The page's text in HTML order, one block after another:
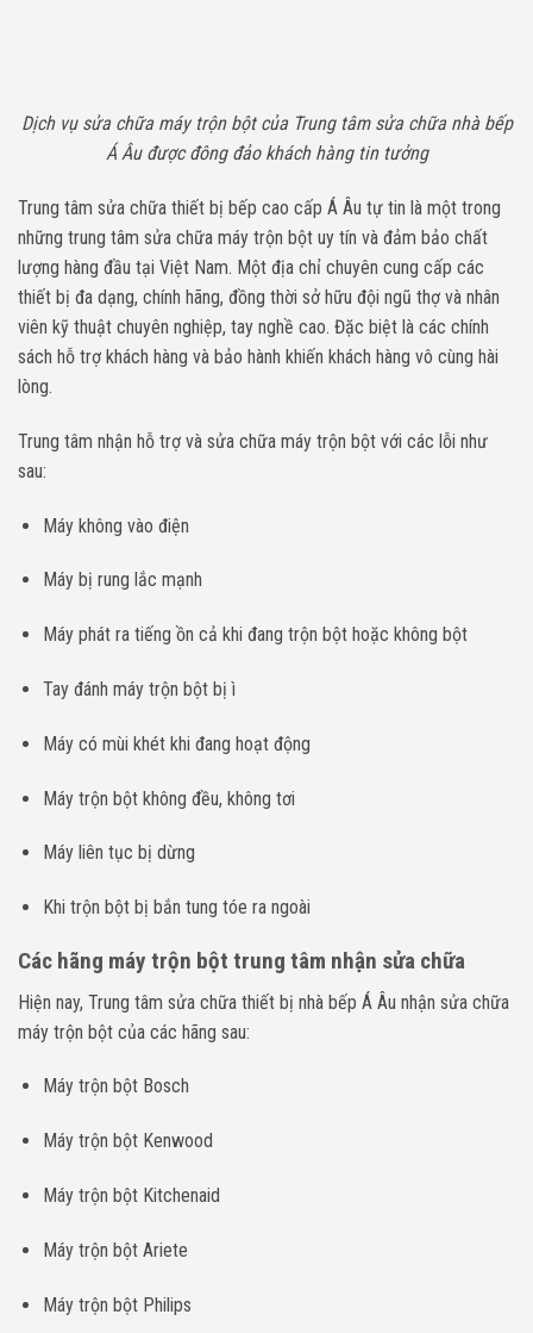
Dịch vụ sửa chữa máy trộn bột của Trung tâm sửa chữa nhà bếp
Á Âu được đông đảo khách hàng tin tưởng
Trung tâm sửa chữa thiết bị bếp cao cấp Á Âu tự tin là một trong
những trung tâm sửa chữa máy trộn bột uy tín và đảm bảo chất
lượng hàng đầu tại Việt Nam. Một địa chỉ chuyên cung cấp các
thiết bị đa dạng, chính hãng, đồng thời sở hữu đội ngũ thợ và nhân
viên kỹ thuật chuyên nghiệp, tay nghề cao. Đặc biệt là các chính
sách hỗ trợ khách hàng và bảo hành khiến khách hàng vô cùng hài
lòng.
Trung tâm nhận hỗ trợ và sửa chữa máy trộn bột với các lỗi như
sau:
Máy không vào điện
Máy bị rung lắc mạnh
Máy phát ra tiếng ồn cả khi đang trộn bột hoặc không bột
Tay đánh máy trộn bột bị ì
Máy có mùi khét khi đang hoạt động
Máy trộn bột không đều, không tơi
Máy liên tục bị dừng
Khi trộn bột bị bắn tung tóe ra ngoài
Các hãng máy trộn bột trung tâm nhận sửa chữa
Hiện nay, Trung tâm sửa chữa thiết bị nhà bếp Á Âu nhận sửa chữa
máy trộn bột của các hãng sau:
Máy trộn bột Bosch
Máy trộn bột Kenwood
Máy trộn bột Kitchenaid
Máy trộn bột Ariete
Máy trộn bột Philips